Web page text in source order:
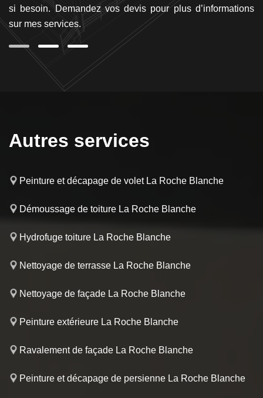
si besoin. Demandez vos devis pour plus d’informations
sur mes services.
Autres services
Peinture et décapage de volet La Roche Blanche
Démoussage de toiture La Roche Blanche
Hydrofuge toiture La Roche Blanche
Nettoyage de terrasse La Roche Blanche
Nettoyage de façade La Roche Blanche
Peinture extérieure La Roche Blanche
Ravalement de façade La Roche Blanche
Peinture et décapage de persienne La Roche Blanche